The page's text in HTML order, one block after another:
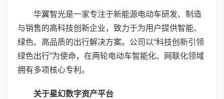
华翼智光是一家专注于新能源电动车研发、制造
与销售的高科技创新企业，致力于为用户提供智能、
绿色、高品质的出行解决方案。公司以“科技创新引领
绿色出行”为使命，在两轮电动车智能化、网联化领域
拥有多项核心专利。
关于星幻数字资产平台